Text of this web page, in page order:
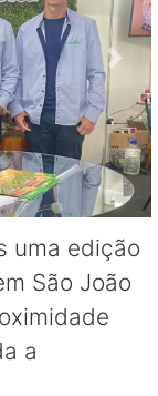
uma edição
São João
a